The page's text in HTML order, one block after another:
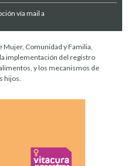
vía mail a
Comunidad y Familia,
implementación del registro
y los mecanismos de
hijos.